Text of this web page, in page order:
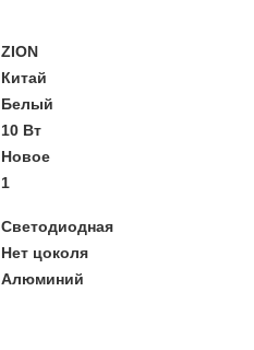
ZION
Китай
Белый
10 Вт
Новое
1
Светодиодная
Нет цоколя
Алюминий